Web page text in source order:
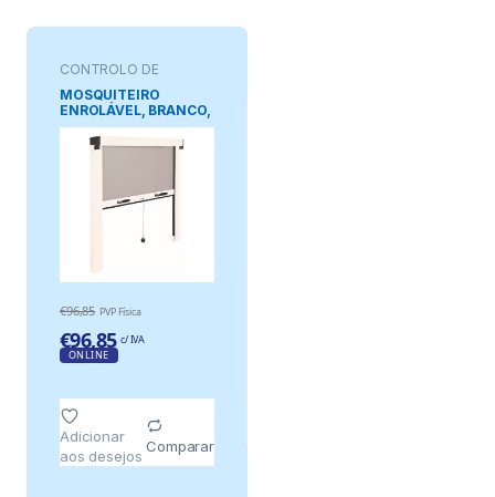
CONTROLO DE
PRAGAS
MOSQUITEIRO
ENROLÁVEL, BRANCO,
140 x 140 cm
€96,85 PVP Física
€96,85 c/ IVA
ONLINE
Adicionar
aos desejos
Comparar